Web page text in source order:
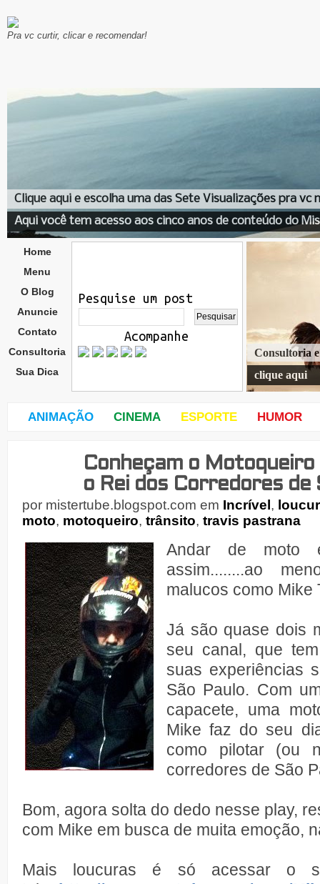
Pra vc curtir, clicar e recomendar!
Clique aqui e escolha uma das Sete Visualizações pra vc
Aqui você tem acesso aos cinco anos de conteúdo do
Home
Menu
O Blog
Anuncie
Contato
Consultoria
Sua Dica
Pesquise um post
Acompanhe
Consultoria
clique aqui
ANIMAÇÃO CINEMA ESPORTE HUMOR
,
de
Conheçam o
o Rei dos Corredores de
por mistertube.blogspot.com em Incrível ,
moto, motoqueiro, trânsito, travis pastrana
Andar de moto
assim........ao
malucos como Mike
Já são quase dois
seu canal, que
suas experiências
São Paulo. Com
capacete, uma
Mike faz do seu
como pilotar (ou
corredores de São
Bom, agora solta do dedo nesse play,
com Mike em busca de muita emoção,
Mais loucuras é só acessar o